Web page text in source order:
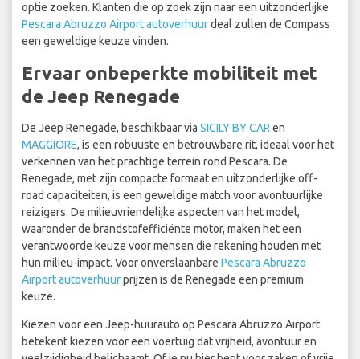
optie zoeken. Klanten die op zoek zijn naar een uitzonderlijke
Pescara Abruzzo Airport autoverhuurdeal zullen de Compass
een geweldige keuze vinden.
Ervaar onbeperkte mobiliteit met
de Jeep Renegade
De Jeep Renegade, beschikbaar via SICILY BY CAR en
MAGGIORE, is een robuuste en betrouwbare rit, ideaal voor het
verkennen van het prachtige terrein rond Pescara. De
Renegade, met zijn compacte formaat en uitzonderlijke off-
road capaciteiten, is een geweldige match voor avontuurlijke
reizigers. De milieuvriendelijke aspecten van het model,
waaronder de brandstofefficiënte motor, maken het een
verantwoorde keuze voor mensen die rekening houden met
hun milieu-impact. Voor onverslaanbare Pescara Abruzzo
Airport autoverhuurprijzen is de Renegade een premium
keuze.
Kiezen voor een Jeep-huurauto op Pescara Abruzzo Airport
betekent kiezen voor een voertuig dat vrijheid, avontuur en